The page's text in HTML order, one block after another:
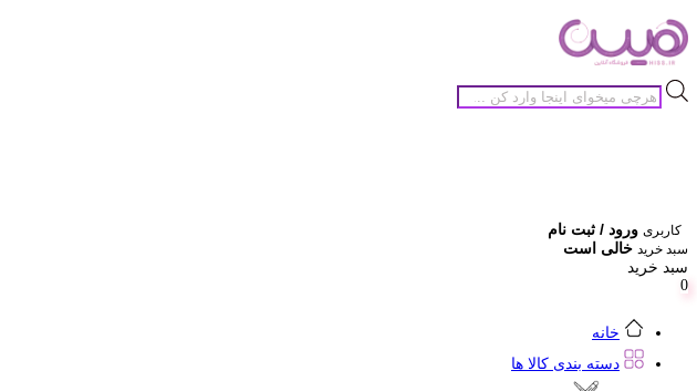
جستجوی
محصولات
کاربری ورود / ثبت نام
سبد خرید خالی است
سبد خرید
0
خانه
دسته بندی کالا ها